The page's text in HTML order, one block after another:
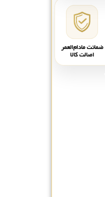
ضمانت مادام‌العمر
اصالت کالا